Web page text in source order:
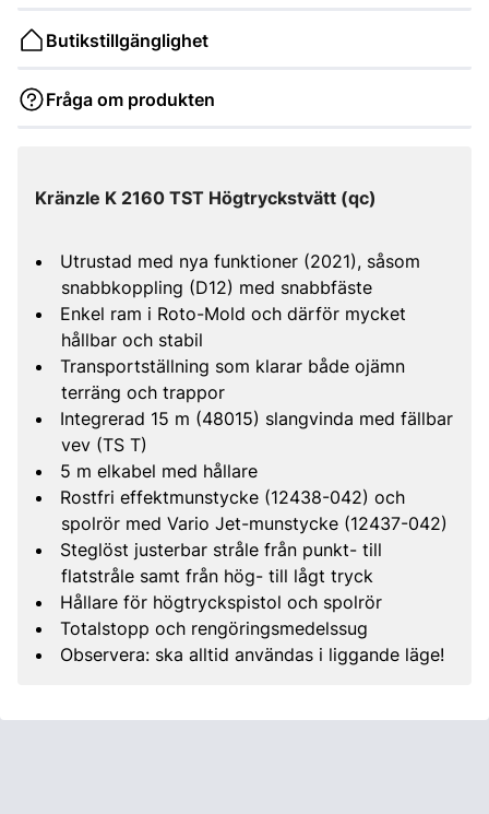
Butikstillgänglighet
Fråga om produkten
Kränzle K 2160 TST Högtryckstvätt (qc)
Utrustad med nya funktioner (2021), såsom
snabbkoppling (D12) med snabbfäste
Enkel ram i Roto-Mold och därför mycket
hållbar och stabil
Transportställning som klarar både ojämn
terräng och trappor
Integrerad 15 m (48015) slangvinda med fällbar
vev (TS T)
5 m elkabel med hållare
Rostfri effektmunstycke (12438-042) och
spolrör med Vario Jet-munstycke (12437-042)
Steglöst justerbar stråle från punkt- till
flatstråle samt från hög- till lågt tryck
Hållare för högtryckspistol och spolrör
Totalstopp och rengöringsmedelssug
Observera: ska alltid användas i liggande läge!